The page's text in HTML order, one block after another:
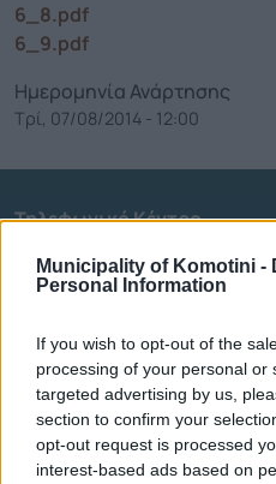
Municipality of Komotini -
Personal Information
If you wish to opt-out of the
processing of your personal or
targeted advertising by us,
section to confirm your
opt-out request is processed
interest-based ads based on
6_8.pdf
6_9.pdf
Ημερομηνία Ανάρτησης
Τρί, 07/08/2014 - 12:00
Τηλεφωνικό Κέντρο
Τηλεφωνικό Κέντρο
Γραφείο Δημάρχου
Κ.Ε.Π.
Κ.Α.Π.Η.
Νοσοκομείο
Αστυνομικό Τμήμα